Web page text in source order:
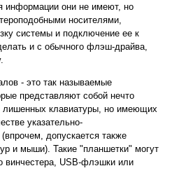
информации они не имеют, но
носителями,
системы и подключение ее к
и с обычного флэш-драйва,
- это так называемые
представляют собой нечто
лишенных клавиатуры, но имеющих
указательно-
допускается также
и мыши). Такие "планшетки" могут
винчестера, USB-флэшки или